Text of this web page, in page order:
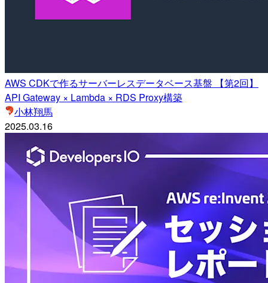
AWS CDKで作るサーバーレスデータベース基盤 【第2回】
API Gateway × Lambda × RDS Proxy構築
小林翔馬
2025.03.16